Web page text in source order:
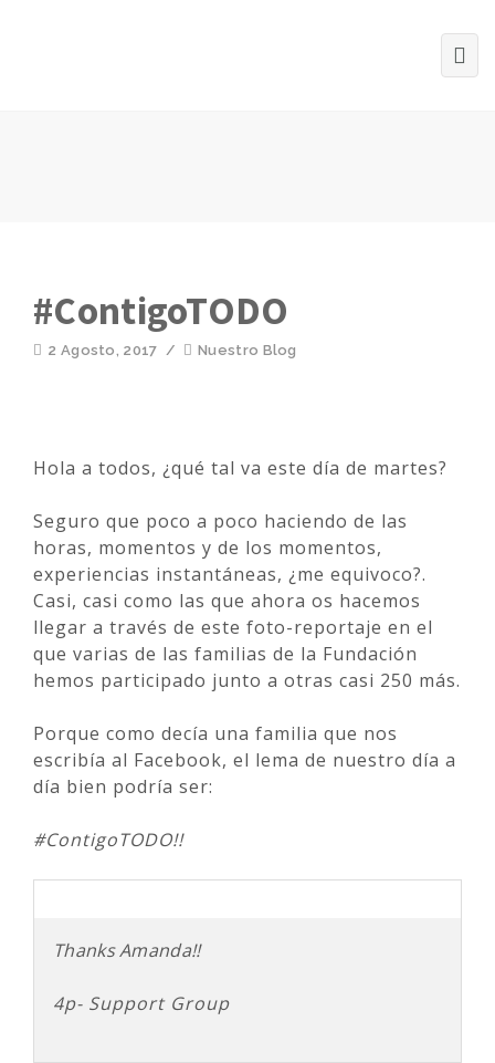
#ContigoTODO
2 Agosto, 2017 / Nuestro Blog
Hola a todos, ¿qué tal va este día de martes?
Seguro que poco a poco haciendo de las
horas, momentos y de los momentos,
experiencias instantáneas, ¿me equivoco?.
Casi, casi como las que ahora os hacemos
llegar a través de este foto-reportaje en el
que varias de las familias de la Fundación
hemos participado junto a otras casi 250 más.
Porque como decía una familia que nos
escribía al Facebook, el lema de nuestro día a
día bien podría ser:
#ContigoTODO!!
Thanks Amanda!!
4p- Support Group